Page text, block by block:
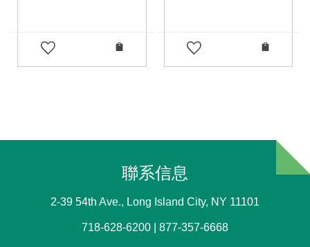
聯系信息
2-39 54th Ave., Long Island City, NY 11101
718-628-6200 | 877-357-6668